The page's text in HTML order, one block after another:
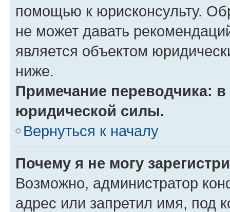
помощью к юрисконсульту.
не может давать
является объектом
ниже.
Примечание переводчика:
юридической силы.
Вернуться к началу
Почему я не могу
Возможно, администратор
адрес или запретил имя, под